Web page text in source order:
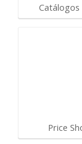
Catálogos
Price